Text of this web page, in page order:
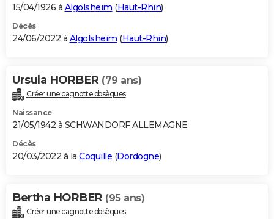
15/04/1926 à Algolsheim (Haut-Rhin)
Décès
24/06/2022 à Algolsheim (Haut-Rhin)
Ursula HORBER (79 ans)
Créer une cagnotte obsèques
Naissance
21/05/1942 à SCHWANDORF ALLEMAGNE
Décès
20/03/2022 à la Coquille (Dordogne)
Bertha HORBER (95 ans)
Créer une cagnotte obsèques